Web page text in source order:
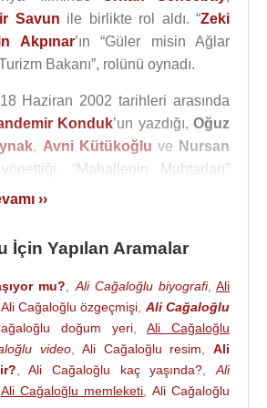
Savun ile birlikte rol aldı. “Zeki
Akpınar’ın “Güler misin Ağlar
Bakanı”, rolünü oynadı.
Haziran 2002 tarihleri arasında
Konduk’un yazdığı, Oğuz
, Avni Kütükoğlu ve Nursan
“Mahallenin Muhtarları”
İhsan” karakteriyle rol aldı.
rollerde
Tamer ,
Çıdamlı ,İsmet Özhan,Açelya
Taçbaş, Sümer Tilmaç,Suna
,Mümtaz Sevinç ,Zafer Önen,
,Nezih Tuncaygibi isimler
››
İçin Yapılan Aramalar
mu? Ali Cağaloğlu biyografi,Ali
Ali Cağaloğlu özgeçmişi Ali Cağaloğlu
doğum yeri
Ali Cağaloğlu
video Ali Cağaloğlu resim ,Ali
,Ali Cağaloğlu kaç yaşında? ,Ali
Ali Cağaloğlu memleketi
Ali Cağaloğlu